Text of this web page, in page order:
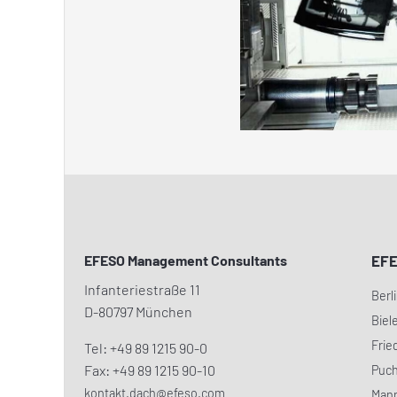
EFESO Management Consultants
Infanteriestraße 11
D-80797 München
Tel: +49 89 1215 90-0
Fax: +49 89 1215 90-10
kontakt.dach@efeso.com
Puch